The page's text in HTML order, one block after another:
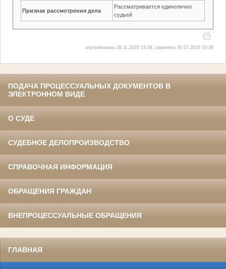
Признак рассмотрения дела
Рассматривается единолично
судьей
опубликовано 28.11.2025 13:34, изменено 20.07.2026 19:38
ПОДАЧА ПРОЦЕССУАЛЬНЫХ ДОКУМЕНТОВ В
ЭЛЕКТРОННОМ ВИДЕ
О СУДЕ
СУДЕБНОЕ ДЕЛОПРОИЗВОДСТВО
СПРАВОЧНАЯ ИНФОРМАЦИЯ
ОБРАЩЕНИЯ ГРАЖДАН
ВНЕПРОЦЕССУАЛЬНЫЕ ОБРАЩЕНИЯ
ГЛАВНАЯ